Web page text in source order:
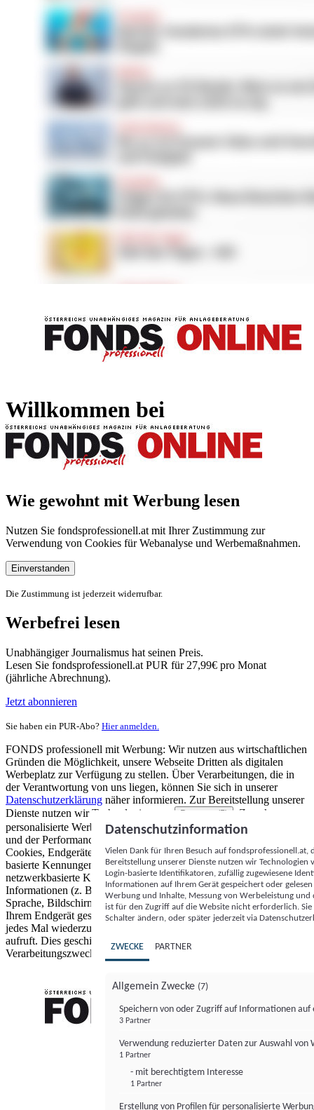
Willkommen bei
Wie gewohnt mit Werbung lesen
Nutzen Sie fondsprofessionell.at mit Ihrer Zustimmung zur
Verwendung von Cookies für Webanalyse und Werbemaßnahmen.
Einverstanden
Die Zustimmung ist jederzeit widerrufbar.
Werbefrei lesen
Unabhängiger Journalismus hat seinen Preis.
Lesen Sie fondsprofessionell.at PUR für 27,99€ pro Monat
(jährliche Abrechnung).
Jetzt abonnieren
Sie haben ein PUR-Abo? Hier anmelden.
FONDS professionell mit Werbung: Wir nutzen aus wirtschaftlichen
Gründen die Möglichkeit, unsere Webseite Dritten als digitalen
Werbeplatz zur Verfügung zu stellen. Über Verarbeitungen, die in
der Verantwortung von uns liegen, können Sie sich in unserer
Datenschutzerklärung näher informieren. Zur Bereitstellung unserer
Dienste nutzen wir Technologien von
Partnern (5)
. Zwecke:
personalisierte Werbung und Inhalte, Messung von Werbeleistung
und der Performance von Inhalten sowie Zielgruppenforschung.
Cookies, Endgeräte- oder ähnliche Online-Kennungen (z. B. login-
basierte Kennungen, zufällig generierte Kennungen,
netzwerkbasierte Kennungen) können zusammen mit anderen
Informationen (z. B. Browsertyp und Browserinformationen,
Sprache, Bildschirmgröße, unterstützte Technologien usw.) auf
Ihrem Endgerät gespeichert oder von dort ausgelesen werden, um es
jedes Mal wiederzuerkennen, wenn es eine App oder einer Webseite
aufruft. Dies geschieht für einen oder mehrere der hier aufgeführten
Verarbeitungszwecke.
Datenschutzinformation
Vielen Dank für Ihren Besuch auf
Bereitstellung unserer Dienste nutzen wir Technologien
Login-basierte Identifikatoren, zufällig zugewiesene
Informationen auf Ihrem Gerät gespeichert oder
Werbung und Inhalte, Messung von Werbeleistung
ist für den Zugriff auf die Website nicht erforderlich.
Schalter ändern, oder später jederzeit via
ZWECKE PARTNER
Allgemein Zwecke (7)
Speichern von oder Zugriff auf Informationen auf
3 Partner
Verwendung reduzierter Daten zur Auswahl von
1 Partner
- mit berechtigtem Interesse
1 Partner
Erstellung von Profilen für personalisierte
FONDS professionell